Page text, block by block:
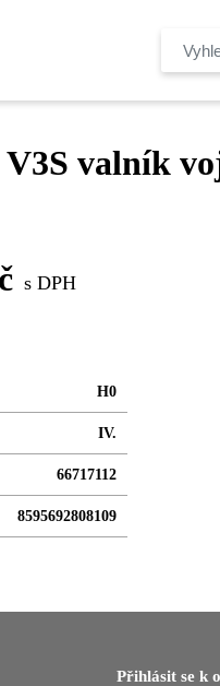
V3S valník
s DPH
H0
IV.
66717112
8595692808109
Přihlásit se k